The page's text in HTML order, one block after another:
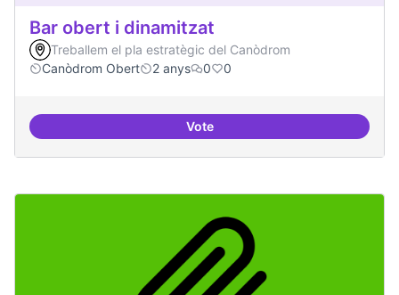
Bar obert i dinamitzat
Treballem el pla estratègic del Canòdrom
Canòdrom Obert
2 anys 0 0
VoteBar obert i dinamitzat